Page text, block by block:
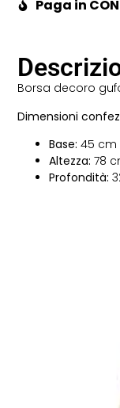
Paga in
Borsa decoro
Dimensioni
Base: 45 cm
Altezza: 78
Profondità: